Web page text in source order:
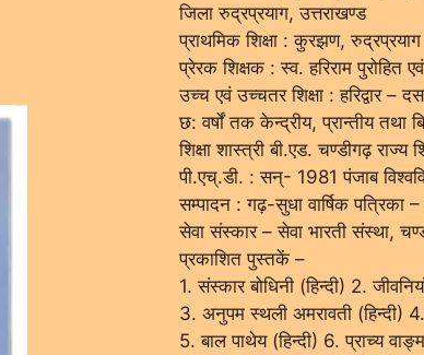
जिला रुद्रप्रयाग, उत्तराखण्ड
प्राथमिक शिक्षा : कुरझण, रुद्रप्रयाग
प्रेरक शिक्षक : स्व. हरिराम पुरोहित
उच्च एवं उच्चतर शिक्षा : हरिद्वार –
छ: वर्षों तक केन्द्रीय, प्रान्तीय तथा
शिक्षा शास्त्री बी.एड. चण्डीगढ़ राज्य
पी.एच्.डी. : सन्- 1981 पंजाब
सम्पादन : गढ़-सुधा वार्षिक पत्रिका
सेवा संस्कार – सेवा भारती संस्था,
प्रकाशित पुस्तकें –
1. संस्कार बोधिनी (हिन्दी) 2.
3. अनुपम स्थली अमरावती (हिन्दी)
5. बाल पाथेय (हिन्दी) 6. प्राच्य